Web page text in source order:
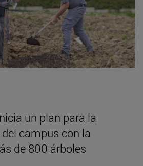
un plan para la
campus con la
de 800 árboles